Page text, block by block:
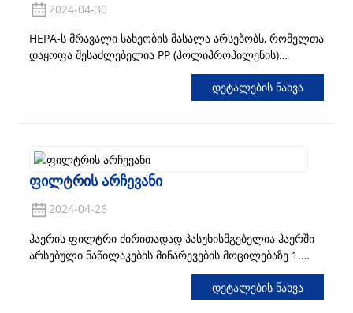
2024-04-30
HEPA-ს მრავალი სახეობის მასალა არსებობს, რომელთა
დაყოფა შესაძლებელია PP (პოლიპროპილენის)
მაღალი ეფექტურობის ფილტრის ქაღალდად, PET
ფილტრის ქაღალდად, PP და PET კომპოზიტურ მაღალი
ეფექტურობის ფილტრის ქაღალდად და მინის ბოჭკოს
Დეტალების Ნახვა
Ფილტრის Არჩევანი
2024-04-26
ჰაერის ფილტრი ძირითადად პასუხისმგებელია ჰაერში
არსებული ნაწილაკების მინარევების მოცილებაზე 1.
უპირველეს ყოვლისა, უნდა დააკვირდეთ ფილტრის
ქაღალდს, უმჯობესია პირდაპირ პირით გაბეროთ,
დააკვირდეთ ჰაერის გამტარიანობას და შემდეგ ნახოთ,
Დეტალების Ნახვა